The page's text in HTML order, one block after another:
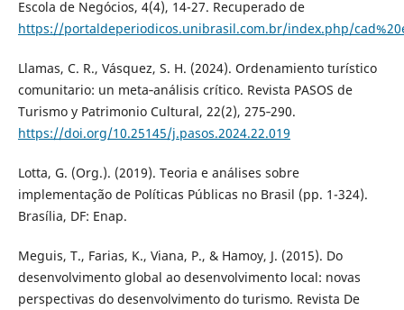
Escola de Negócios, 4(4), 14-27. Recuperado de
https://portaldeperiodicos.unibrasil.com.br/index.php/
Llamas, C. R., Vásquez, S. H. (2024). Ordenamiento turístico
comunitario: un meta‑análisis crítico. Revista PASOS de
Turismo y Patrimonio Cultural, 22(2), 275‑290.
https://doi.org/10.25145/j.pasos.2024.22.019
Lotta, G. (Org.). (2019). Teoria e análises sobre
implementação de Políticas Públicas no Brasil (pp. 1-324).
Brasília, DF: Enap.
Meguis, T., Farias, K., Viana, P., & Hamoy, J. (2015). Do
desenvolvimento global ao desenvolvimento local: novas
perspectivas do desenvolvimento do turismo. Revista De